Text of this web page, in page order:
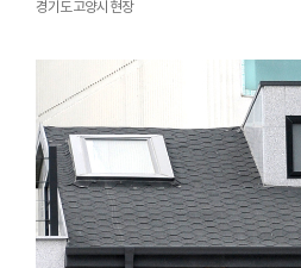
경기도 고양시 현장